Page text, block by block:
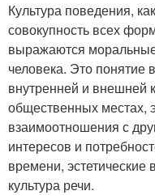
Культура поведения,
совокупность всех
выражаются
человека. Это понятие
внутренней и внешней
общественных местах,
взаимоотношения с
интересов и
времени,
культура речи.